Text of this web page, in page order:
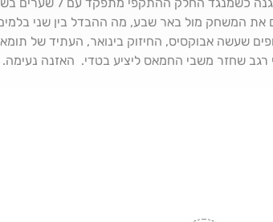
המשחק מול באר שבע, מה ההבדל בין שני
שעשה אבוקסיס, החיזוק בינואר, העתיד של
רגב שחזר משבי החמאס ליציע בטדי. האזנה נעימה.